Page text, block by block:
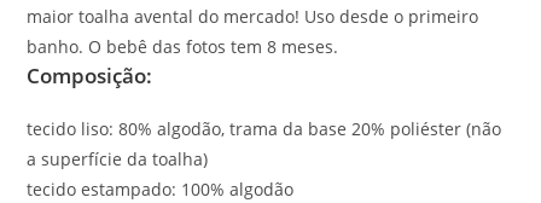
maior toalha avental do mercado! Uso desde o primeiro
banho. O bebê das fotos tem 8 meses.
Composição:
tecido liso: 80% algodão, trama da base 20% poliéster (não
a superfície da toalha)
tecido estampado: 100% algodão